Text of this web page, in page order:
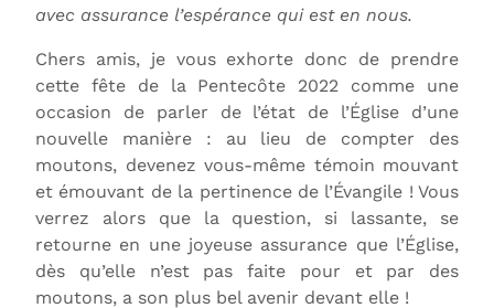
avec assurance l’espérance qui est en nous.
Chers amis, je vous exhorte donc de prendre
cette fête de la Pentecôte 2022 comme une
occasion de parler de l’état de l’Église d’une
nouvelle manière : au lieu de compter des
moutons, devenez vous-même témoin mouvant
et émouvant de la pertinence de l’Évangile ! Vous
verrez alors que la question, si lassante, se
retourne en une joyeuse assurance que l’Église,
dès qu’elle n’est pas faite pour et par des
moutons, a son plus bel avenir devant elle !